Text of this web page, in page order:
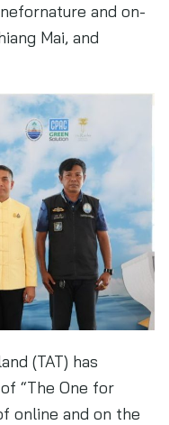
and on-
Mai, and
(TAT) has
“The One for
online and on the